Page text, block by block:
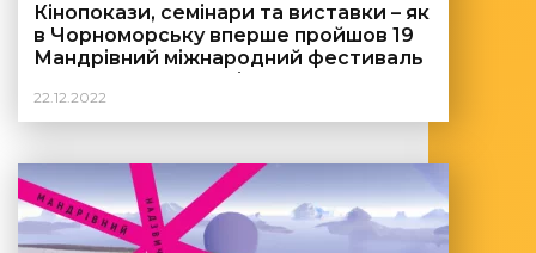
Кінопокази, семінари та виставки – як
в Чорноморську вперше пройшов 19
Мандрівний міжнародний фестиваль
документального кіно про права
людини Docudays UA
22.12.2022